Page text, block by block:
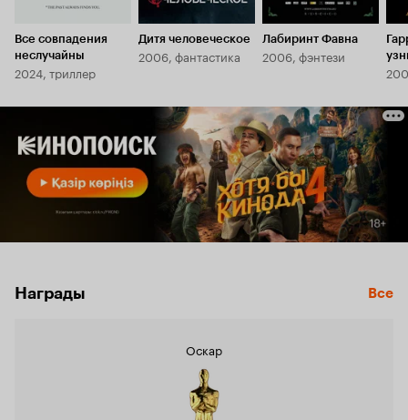
Все совпадения
неслучайны
2024, триллер
Дитя человеческое
2006, фантастика
Лабиринт Фавна
2006, фэнтези
Награды Все
Оскар